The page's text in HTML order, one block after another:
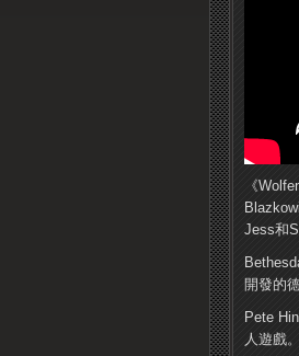
《
Jess和
開發的
Pete
人遊戲